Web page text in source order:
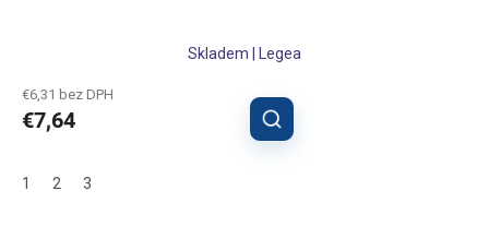
Skladem | Legea
€6,31 bez DPH
€7,64
1 2 3